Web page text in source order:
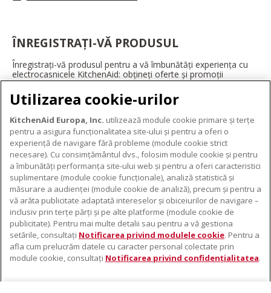
ÎNREGISTRAȚI-VĂ PRODUSUL
Înregistrați-vă produsul pentru a vă îmbunătăți experiența cu
electrocasnicele KitchenAid: obțineți oferte și promoții
exclusive, ponturi și sfaturi de la profesioniști și multe altele.
ÎNREGISTRAȚI-VĂ ACUM
DESPRE KITCHENAID
Despre KitchenAid
Istoria mărcii
ODR
PRODUSELE NOASTRE
Electrocasnice mici
Accesorii pentru produse
SUPORT
De unde cumpărați
Localizator centre de service
Utilizarea cookie-urilor
KitchenAid Europa, Inc. utilizează module cookie primare și terțe
pentru a asigura funcționalitatea site-ului și pentru a oferi o
experiență de navigare fără probleme (module cookie strict
necesare). Cu consimțământul dvs., folosim module cookie și pentru
a îmbunătăți performanța site-ului web și pentru a oferi caracteristici
suplimentare (module cookie funcționale), analiză statistică și
măsurare a audienței (module cookie de analiză), precum și pentru a
vă arăta publicitate adaptată intereselor și obiceiurilor de navigare –
inclusiv prin terțe părți și pe alte platforme (module cookie de
publicitate). Pentru mai multe detalii sau pentru a vă gestiona
setările, consultați Notificarea privind modulele cookie. Pentru a
afla cum prelucrăm datele cu caracter personal colectate prin
module cookie, consultați Notificarea privind confidențialitatea.